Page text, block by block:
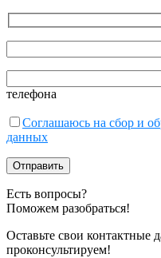
телефона
Соглашаюсь на сбор и
данных
Есть вопросы?
Поможем разобраться!
Оставьте свои контактные
проконсультируем!